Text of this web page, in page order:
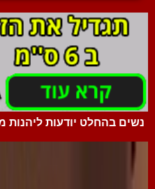
נשים בהחלט יודעות ליהנות